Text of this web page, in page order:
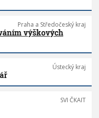
Praha a Středočeský kraj
výškových
Ústecký kraj
SVI ČKAIT